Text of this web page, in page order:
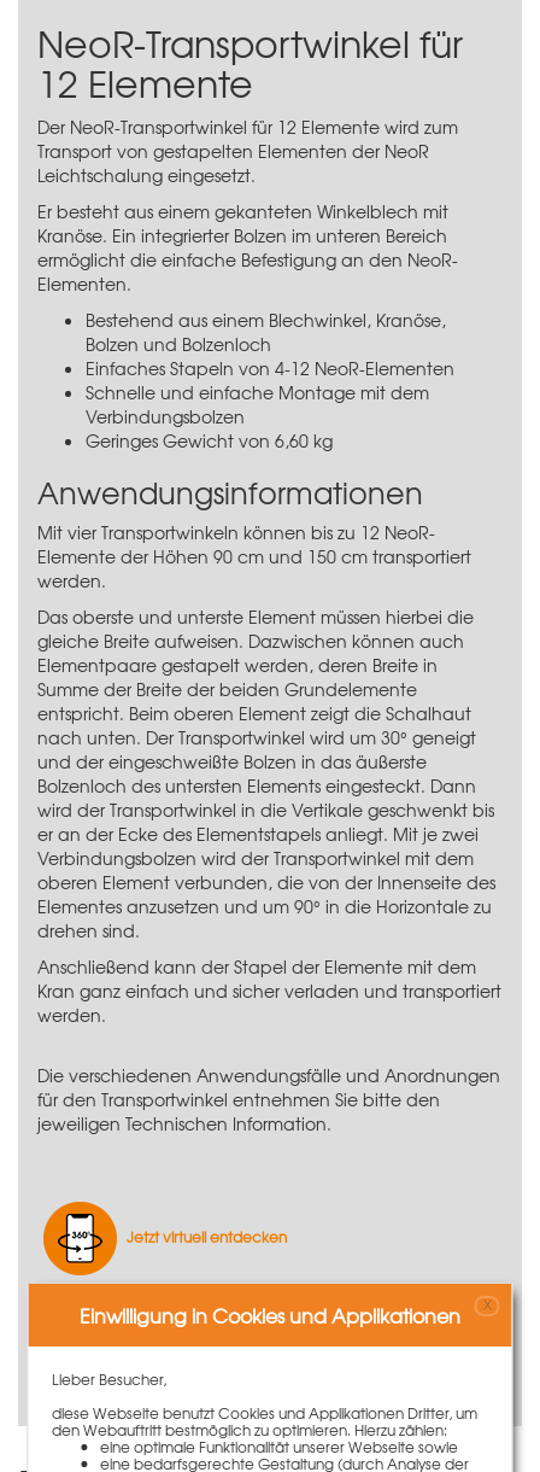
NeoR-Transportwinkel für
12 Elemente
Der NeoR-Transportwinkel für 12 Elemente wird zum
Transport von gestapelten Elementen der NeoR
Leichtschalung eingesetzt.
Er besteht aus einem gekanteten Winkelblech mit
Kranöse. Ein integrierter Bolzen im unteren Bereich
ermöglicht die einfache Befestigung an den NeoR-
Elementen.
Bestehend aus einem Blechwinkel, Kranöse,
Bolzen und Bolzenloch
Einfaches Stapeln von 4-12 NeoR-Elementen
Schnelle und einfache Montage mit dem
Verbindungsbolzen
Geringes Gewicht von 6,60 kg
Anwendungsinformationen
Mit vier Transportwinkeln können bis zu 12 NeoR-
Elemente der Höhen 90 cm und 150 cm transportiert
werden.
Das oberste und unterste Element müssen hierbei die
gleiche Breite aufweisen. Dazwischen können auch
Elementpaare gestapelt werden, deren Breite in
Summe der Breite der beiden Grundelemente
entspricht. Beim oberen Element zeigt die Schalhaut
nach unten. Der Transportwinkel wird um 30° geneigt
und der eingeschweißte Bolzen in das äußerste
Bolzenloch des untersten Elements eingesteckt. Dann
wird der Transportwinkel in die Vertikale geschwenkt bis
er an der Ecke des Elementstapels anliegt. Mit je zwei
Verbindungsbolzen wird der Transportwinkel mit dem
oberen Element verbunden, die von der Innenseite des
Elementes anzusetzen und um 90° in die Horizontale zu
drehen sind.
Anschließend kann der Stapel der Elemente mit dem
Kran ganz einfach und sicher verladen und transportiert
werden.
Die verschiedenen Anwendungsfälle und Anordnungen
für den Transportwinkel entnehmen Sie bitte den
jeweiligen Technischen Information.
Jetzt virtuell entdecken
Produktvideo ansehen
Einwilligung in Cookies und Applikationen X
Lieber Besucher,
diese Webseite benutzt Cookies und Applikationen Dritter, um
den Webauftritt bestmöglich zu optimieren. Hierzu zählen:
eine optimale Funktionalität unserer Webseite sowie
eine bedarfsgerechte Gestaltung (durch Analyse der